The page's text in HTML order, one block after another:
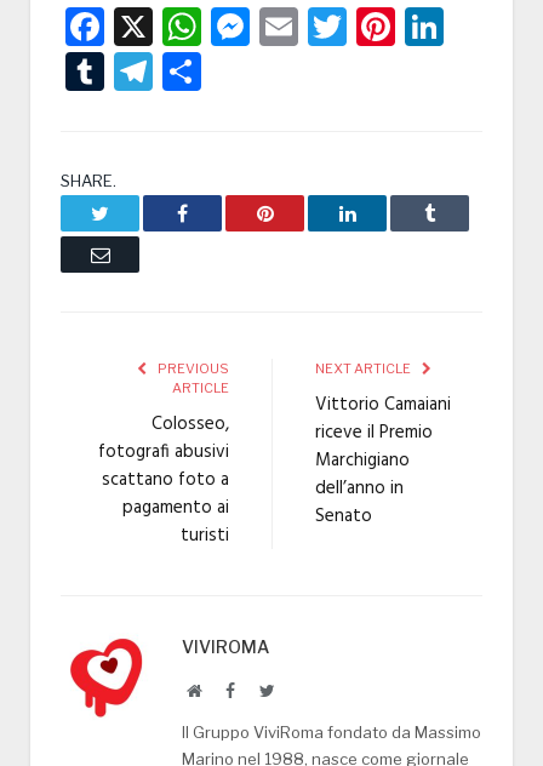
Facebook
X WhatsApp
Messenger
EmailTwitter
TumblrTelegram
SHARE.
Facebook Pinterest LinkedIn Tumblr
Email
PREVIOUS
ARTICLE
Colosseo,
fotografi abusivi
scattano foto a
pagamento ai
turisti
NEXT ARTICLE
Vittorio Camaiani
riceve il Premio
Marchigiano
dell’anno in
Senato
VIVIROMA
WebsiteFacebookTwitter
Il Gruppo ViviRoma fondato da Massimo
Marino nel 1988, nasce come giornale